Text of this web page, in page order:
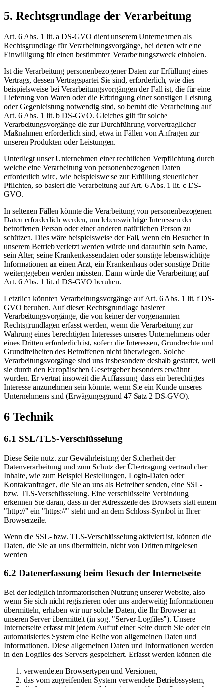
5. Rechtsgrundlage der Verarbeitung
Art. 6 Abs. 1 lit. a DS-GVO dient unserem Unternehmen als
Rechtsgrundlage für Verarbeitungsvorgänge, bei denen wir eine
Einwilligung für einen bestimmten Verarbeitungszweck einholen.
Ist die Verarbeitung personenbezogener Daten zur Erfüllung eines
Vertrags, dessen Vertragspartei Sie sind, erforderlich, wie dies
beispielsweise bei Verarbeitungsvorgängen der Fall ist, die für eine
Lieferung von Waren oder die Erbringung einer sonstigen Leistung
oder Gegenleistung notwendig sind, so beruht die Verarbeitung auf
Art. 6 Abs. 1 lit. b DS-GVO. Gleiches gilt für solche
Verarbeitungsvorgänge die zur Durchführung vorvertraglicher
Maßnahmen erforderlich sind, etwa in Fällen von Anfragen zur
unseren Produkten oder Leistungen.
Unterliegt unser Unternehmen einer rechtlichen Verpflichtung durch
welche eine Verarbeitung von personenbezogenen Daten
erforderlich wird, wie beispielsweise zur Erfüllung steuerlicher
Pflichten, so basiert die Verarbeitung auf Art. 6 Abs. 1 lit. c DS-
GVO.
In seltenen Fällen könnte die Verarbeitung von personenbezogenen
Daten erforderlich werden, um lebenswichtige Interessen der
betroffenen Person oder einer anderen natürlichen Person zu
schützen. Dies wäre beispielsweise der Fall, wenn ein Besucher in
unserem Betrieb verletzt werden würde und daraufhin sein Name,
sein Alter, seine Krankenkassendaten oder sonstige lebenswichtige
Informationen an einen Arzt, ein Krankenhaus oder sonstige Dritte
weitergegeben werden müssten. Dann würde die Verarbeitung auf
Art. 6 Abs. 1 lit. d DS-GVO beruhen.
Letztlich könnten Verarbeitungsvorgänge auf Art. 6 Abs. 1 lit. f DS-
GVO beruhen. Auf dieser Rechtsgrundlage basieren
Verarbeitungsvorgänge, die von keiner der vorgenannten
Rechtsgrundlagen erfasst werden, wenn die Verarbeitung zur
Wahrung eines berechtigten Interesses unseres Unternehmens oder
eines Dritten erforderlich ist, sofern die Interessen, Grundrechte und
Grundfreiheiten des Betroffenen nicht überwiegen. Solche
Verarbeitungsvorgänge sind uns insbesondere deshalb gestattet, weil
sie durch den Europäischen Gesetzgeber besonders erwähnt
wurden. Er vertrat insoweit die Auffassung, dass ein berechtigtes
Interesse anzunehmen sein könnte, wenn Sie ein Kunde unseres
Unternehmens sind (Erwägungsgrund 47 Satz 2 DS-GVO).
6 Technik
6.1 SSL/TLS-Verschlüsselung
Diese Seite nutzt zur Gewährleistung der Sicherheit der
Datenverarbeitung und zum Schutz der Übertragung vertraulicher
Inhalte, wie zum Beispiel Bestellungen, Login-Daten oder
Kontaktanfragen, die Sie an uns als Betreiber senden, eine SSL-
bzw. TLS-Verschlüsselung. Eine verschlüsselte Verbindung
erkennen Sie daran, dass in der Adresszeile des Browsers statt einem
"http://" ein "https://" steht und an dem Schloss-Symbol in Ihrer
Browserzeile.
Wenn die SSL- bzw. TLS-Verschlüsselung aktiviert ist, können die
Daten, die Sie an uns übermitteln, nicht von Dritten mitgelesen
werden.
6.2 Datenerfassung beim Besuch der Internetseite
Bei der lediglich informatorischen Nutzung unserer Website, also
wenn Sie sich nicht registrieren oder uns anderweitig Informationen
übermitteln, erhaben wir nur solche Daten, die Ihr Browser an
unseren Server übermittelt (in sog. "Server-Logfiles"). Unsere
Internetseite erfasst mit jedem Aufruf einer Seite durch Sie oder ein
automatisiertes System eine Reihe von allgemeinen Daten und
Informationen. Diese allgemeinen Daten und Informationen werden
in den Logfiles des Servers gespeichert. Erfasst werden können die
verwendeten Browsertypen und Versionen,
das vom zugreifenden System verwendete Betriebssystem,